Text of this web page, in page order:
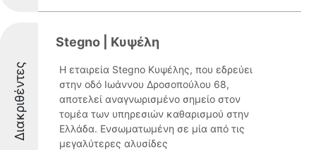
Διακριθέντες
Stegno | Κυψέλη
Η εταιρεία Stegno Κυψέλης, που εδρεύει
στην οδό Ιωάννου Δροσοπούλου 68,
αποτελεί αναγνωρισμένο σημείο στον
τομέα των υπηρεσιών καθαρισμού στην
Ελλάδα. Ενσωματωμένη σε μία από τις
μεγαλύτερες αλυσίδες